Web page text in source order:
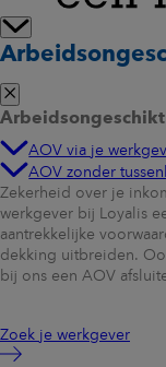
AOV via je
AOV zonder
Zekerheid over je
werkgever bij Loyalis
aantrekkelijke
dekking uitbreiden.
bij ons een AOV
Zoek je werkgever